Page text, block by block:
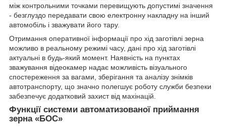
між контрольними точками перевищують допустимі значення
- безглуздо передавати свою електронну накладну на інший
автомобіль і зважувати його тару.
Отримання оперативної інформації про хід заготівлі зерна
можливо в реальному режимі часу, дані про хід заготівлі
актуальні в будь-який момент. Наявність на пунктах
зважування відеокамер надає можливість візуального
спостереження за вагами, зберігання та аналізу знімків
автотранспорту, що значно полегшує роботу служби безпеки
забезпечує додатковий захист від махінацій.
Функції системи автоматизованої приймання
зерна «БОС»